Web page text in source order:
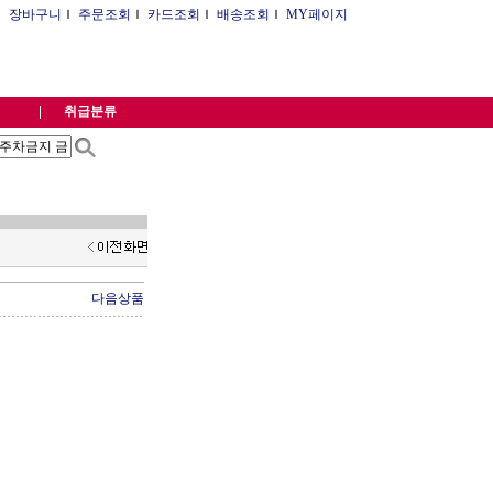
장바구니 Ｉ 주문조회 Ｉ 카드조회 Ｉ 배송조회 Ｉ MY페이지
취급분류
다음상품